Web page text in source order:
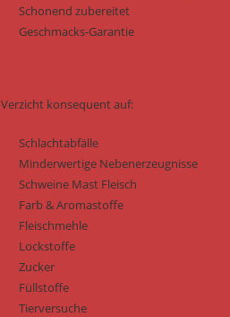
Schonend zubereitet
Geschmacks-Garantie
Verzicht konsequent auf:
Schlachtabfälle
Minderwertige Nebenerzeugnisse
Schweine Mast Fleisch
Farb & Aromastoffe
Fleischmehle
Lockstoffe
Zucker
Füllstoffe
Tierversuche